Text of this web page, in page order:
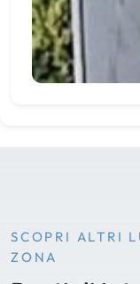
SCOPRI ALTRI
ZONA